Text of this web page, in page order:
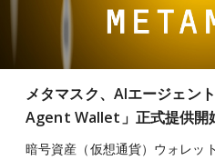
メタマスク、AIエージェン
Agent Wallet」正式提供開
暗号資産（仮想通貨）ウォレッ